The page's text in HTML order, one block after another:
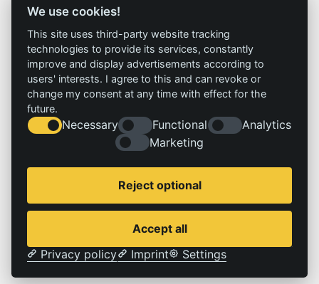
We use cookies!
This site uses third-party website tracking
technologies to provide its services, constantly
improve and display advertisements according to
users' interests. I agree to this and can revoke or
change my consent at any time with effect for the
future.
Necessary Functional
Analytics
Marketing
Reject optional
Accept all
Privacy policy
Imprint Settings
Busseallee 1 · 14163 Berlin
info@izt.de| www.izt.de
Institut
Profil
Team
Gremien
Forschung
Forschungsfelder
Referenz
Ergebnisse
Projekte
Aktuelles
News
Stellenangebote
Impressum
Impressum
Datenschutzerklärung
© 2026 | IZT – Institut für Zukunftsstudien und Technologiebewertung gemeinnützige GmbH